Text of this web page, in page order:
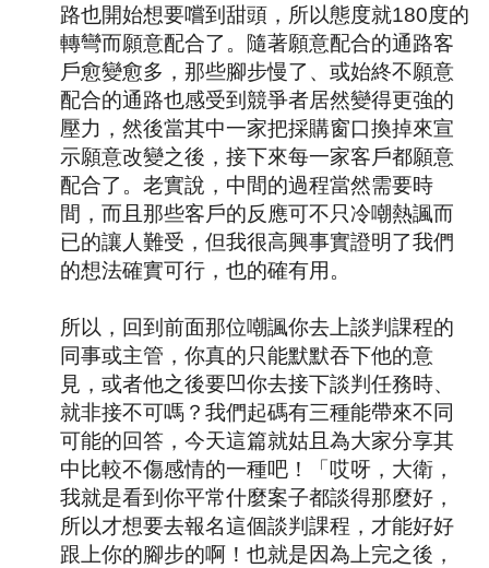
路也開始想要嚐到甜頭，所以態度就180度的
轉彎而願意配合了。隨著願意配合的通路客
戶愈變愈多，那些腳步慢了、或始終不願意
配合的通路也感受到競爭者居然變得更強的
壓力，然後當其中一家把採購窗口換掉來宣
示願意改變之後，接下來每一家客戶都願意
配合了。老實說，中間的過程當然需要時
間，而且那些客戶的反應可不只冷嘲熱諷而
已的讓人難受，但我很高興事實證明了我們
的想法確實可行，也的確有用。
所以，回到前面那位嘲諷你去上談判課程的
同事或主管，你真的只能默默吞下他的意
見，或者他之後要凹你去接下談判任務時、
就非接不可嗎？我們起碼有三種能帶來不同
可能的回答，今天這篇就姑且為大家分享其
中比較不傷感情的一種吧！「哎呀，大衛，
我就是看到你平常什麼案子都談得那麼好，
所以才想要去報名這個談判課程，才能好好
跟上你的腳步的啊！也就是因為上完之後，